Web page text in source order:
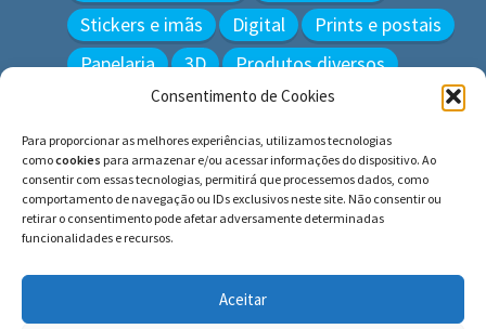
Consentimento de Cookies
Para proporcionar as melhores experiências, utilizamos tecnologias
comocookies para armazenar e/ou acessar informações do dispositivo. Ao
consentir com essas tecnologias, permitirá que processemos dados, como
comportamento de navegação ou IDs exclusivos neste site. Não consentir ou
retirar o consentimento pode afetar adversamente determinadas
funcionalidades e recursos.
Aceitar
Stickers e imãs
Digital
Prints e postais
Papelaria
3D Produtos diversos
Pesquisar
por:
© BLUE e os gatos ∙ todos os direitos reservados.
Histórias inspiradas em gatos reais. Adote e cuide dos
gatos!